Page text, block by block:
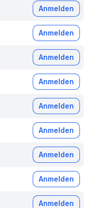
Anmelden
Anmelden
Anmelden
Anmelden
Anmelden
Anmelden
Anmelden
Anmelden
Anmelden